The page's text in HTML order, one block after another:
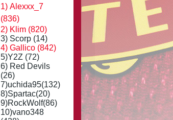
1) Alexxx_7
(836)
2) Klim (820)
3) Scorp (14)
4) Gallico (842)
5)Y2Z (72)
6) Red Devils
(26)
7)uchida95(132)
8)Spartac(20)
9)RockWolf(86)
10)vano348